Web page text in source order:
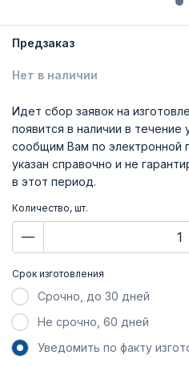
Предзаказ
Нет в наличии
Идет сбор заявок на
появится в наличии в течение
сообщим Вам по электронной
указан справочно и не
в этот период.
Количество, шт.
Срок изготовления
Срочно, до 30 дней
Не срочно, 60 дней
Уведомить по факту